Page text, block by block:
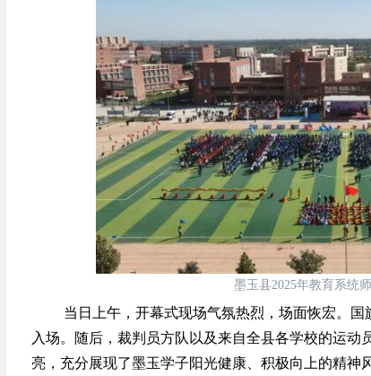
墨玉县2025年教育系统
当日上午，开幕式现场气氛热烈，场面恢宏。
入场。随后，裁判员方队以及来自全县各学校的运
亮，充分展现了墨玉学子阳光健康、积极向上的精神